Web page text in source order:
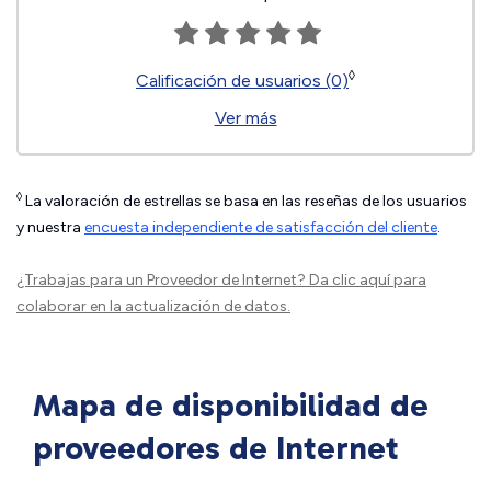
Calificación de usuarios (0)◊
Ver más
◊ La valoración de estrellas se basa en las reseñas de los usuarios
y nuestra encuesta independiente de satisfacción del cliente.
¿Trabajas para un Proveedor de Internet? Da clic aquípara
colaborar en la actualización de datos.
Mapa de disponibilidad de
proveedores de Internet